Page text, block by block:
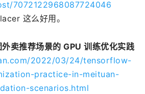
7072122968087724046
这么好用。
卖推荐场景的 GPU 训练优化实践
2022/03/24/tensorflow-
practice-in-meituan-
scenarios.html